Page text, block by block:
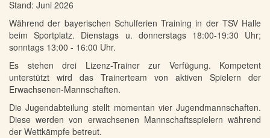
Stand: Juni 2026
Während der bayerischen Schulferien Training in der TSV Halle
beim Sportplatz. Dienstags u. donnerstags 18:00-19:30 Uhr;
sonntags 13:00 - 16:00 Uhr.
Es stehen drei Lizenz-Trainer zur Verfügung. Kompetent
unterstützt wird das Trainerteam von aktiven Spielern der
Erwachsenen-Mannschaften.
Die Jugendabteilung stellt momentan vier Jugendmannschaften.
Diese werden von erwachsenen Mannschaftsspielern während
der Wettkämpfe betreut.